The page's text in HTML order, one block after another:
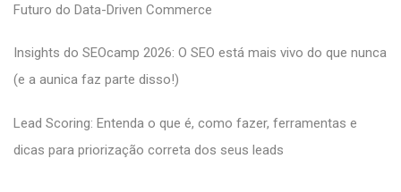
Futuro do Data-Driven Commerce
Insights do SEOcamp 2026: O SEO está mais vivo do que nunca
(e a aunica faz parte disso!)
Lead Scoring: Entenda o que é, como fazer, ferramentas e
dicas para priorização correta dos seus leads